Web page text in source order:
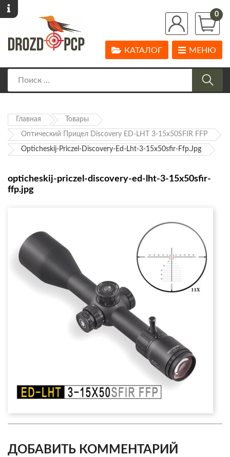
0
МЕНЮ
КАТАЛОГ
Главная Товары
Оптический Прицел Discovery ED-LHT 3-15x50SFIR FFP
Opticheskij-Priczel-Discovery-Ed-Lht-3-15x50sfir-Ffp.jpg
opticheskij-priczel-discovery-ed-lht-3-15x50sfir-
ffp.jpg
ДОБАВИТЬ КОММЕНТАРИЙ